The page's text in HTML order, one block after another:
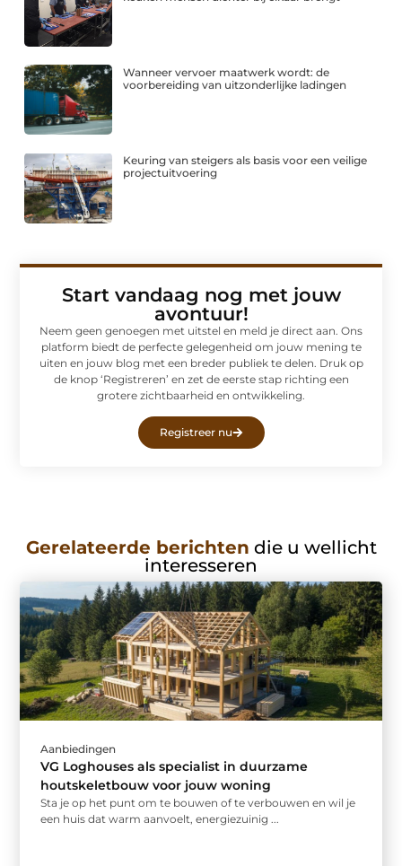
Wanneer vervoer maatwerk wordt: de
voorbereiding van uitzonderlijke ladingen
Keuring van steigers als basis voor een veilige
projectuitvoering
Start vandaag nog met jouw
avontuur!
Neem geen genoegen met uitstel en meld je direct aan. Ons
platform biedt de perfecte gelegenheid om jouw mening te
uiten en jouw blog met een breder publiek te delen. Druk op
de knop ‘Registreren’ en zet de eerste stap richting een
grotere zichtbaarheid en ontwikkeling.
Registreer nu
Gerelateerde berichten die u wellicht
interesseren
Aanbiedingen
VG Loghouses als specialist in duurzame
houtskeletbouw voor jouw woning
Sta je op het punt om te bouwen of te verbouwen en wil je
een huis dat warm aanvoelt, energiezuinig ...